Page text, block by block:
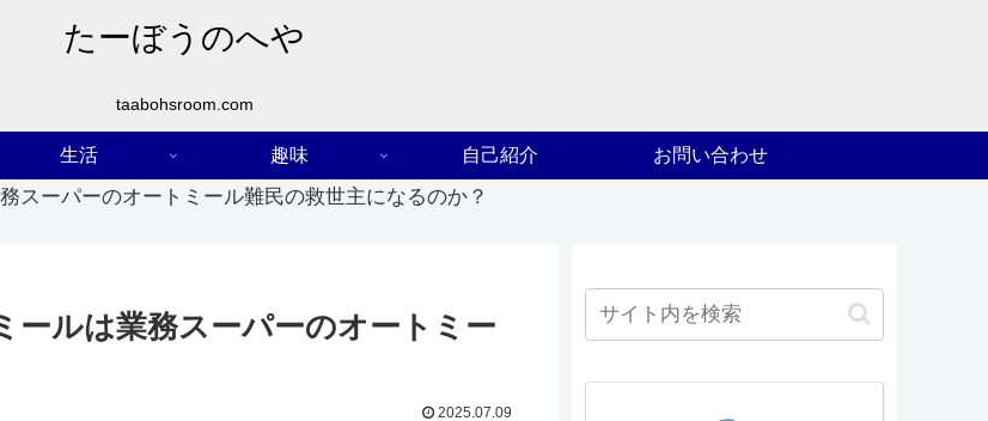
たーぼうのへや
taabohsroom.com
生活 趣味 自己紹介 お問い合わせ
スーパーのオートミール難民の救世主になるのか？
ールは業務スーパーのオートミー
2025.07.09